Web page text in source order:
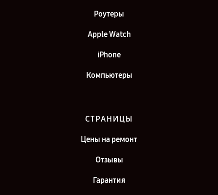
Роутеры
Apple Watch
iPhone
Компьютеры
СТРАНИЦЫ
Цены на ремонт
Отзывы
Гарантия